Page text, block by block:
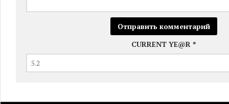
CURRENT YE@R *